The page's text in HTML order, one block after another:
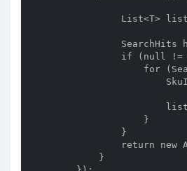
List<T>
SearchHits
if (null !=
for
                    }
                }
return new
            }